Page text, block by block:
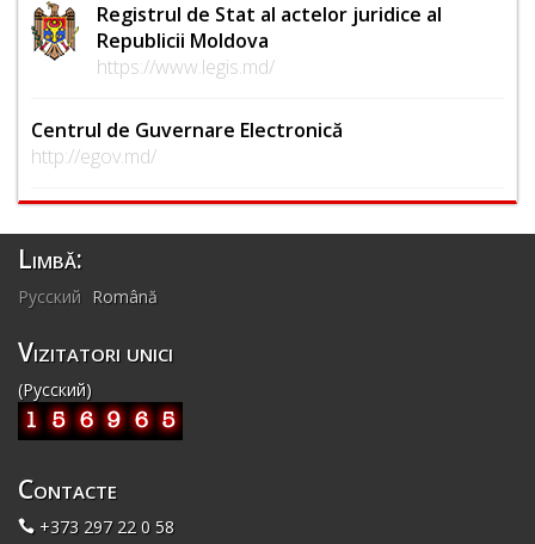
Registrul de Stat al actelor juridice al
Republicii Moldova
https://www.legis.md/
Centrul de Guvernare Electronică
http://egov.md/
Limbă:
Русский Română
Vizitatori unici
(Русский)
Contacte
+373 297 22 0 58